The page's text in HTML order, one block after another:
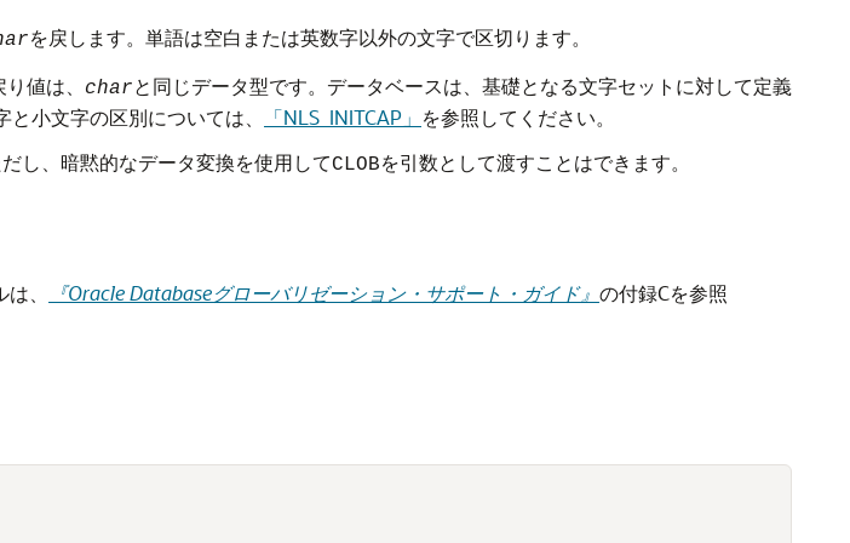
を戻します。単語は空白または英数字以外の文字で区切ります。
値は、 charと同じデータ型です。データベースは、基礎となる文字セットに対して定義
小文字の区別については、
「NLS_INITCAP」 を参照してください。
し、暗黙的なデータ変換を使用してCLOBを引数として渡すことはできます。
、 『Oracle Databaseグローバリゼーション・サポート・ガイド』 の付録Cを参照